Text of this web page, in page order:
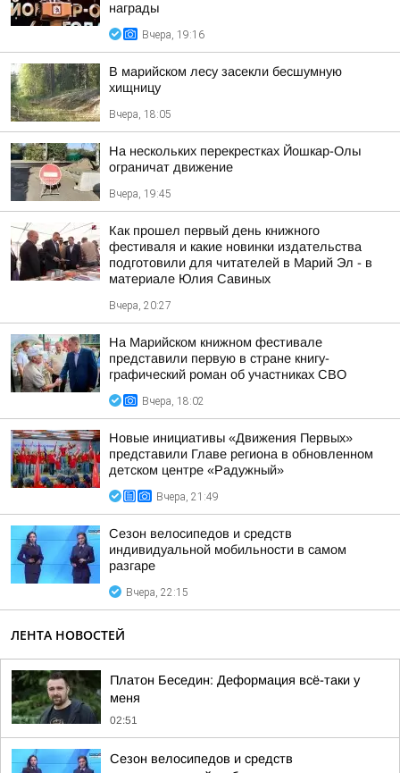
награды
Вчера, 19:16
В марийском лесу засекли бесшумную
хищницу
Вчера, 18:05
На нескольких перекрестках Йошкар-Олы
ограничат движение
Вчера, 19:45
Как прошел первый день книжного
фестиваля и какие новинки издательства
подготовили для читателей в Марий Эл - в
материале Юлия Савиных
Вчера, 20:27
На Марийском книжном фестивале
представили первую в стране книгу-
графический роман об участниках СВО
Вчера, 18:02
Новые инициативы «Движения Первых»
представили Главе региона в обновленном
детском центре «Радужный»
Вчера, 21:49
Сезон велосипедов и средств
индивидуальной мобильности в самом
разгаре
Вчера, 22:15
ЛЕНТА НОВОСТЕЙ
Платон Беседин: Деформация всё-таки у
меня
02:51
Сезон велосипедов и средств